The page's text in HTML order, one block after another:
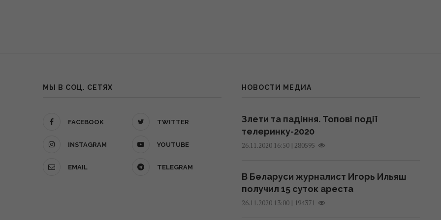
МЫ В СОЦ. СЕТЯХ
FACEBOOK TWITTER
INSTAGRAM YOUTUBE
EMAIL TELEGRAM
НОВОСТИ МЕДИА
Злети та падіння. Топові події
телеринку-2020
26.11.2020 16:50| 280595
В Беларуси журналист Игорь Ильяш
получил 15 суток ареста
26.11.2020 13:00| 194371